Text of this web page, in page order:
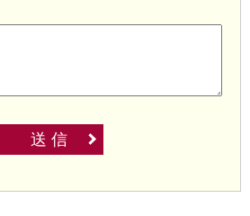
送 信